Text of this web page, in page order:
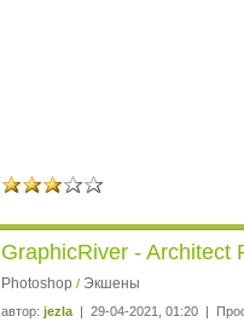
GraphicRiver - Architect
Photoshop / Экшены
автор: jezla | 29-04-2021, 01:20 |